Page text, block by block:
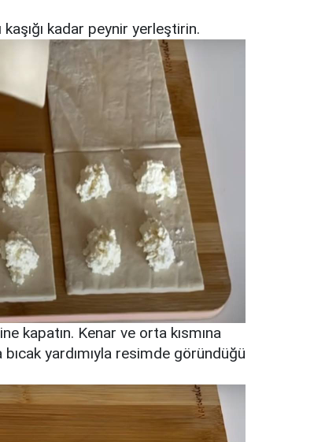
kadar peynir yerleştirin.
kapatın. Kenar ve orta kısmına
yardımıyla resimde göründüğü